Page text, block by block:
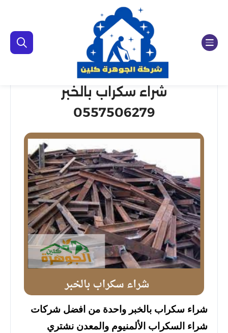
شراء سكراب بالخبر
0557506279
شراء سكراب بالخبر واحدة من افضل شركات
شراء السكراب الألمنيوم والمعدن نشتري